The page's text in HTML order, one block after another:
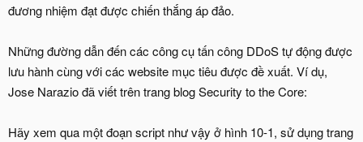
đương nhiệm đạt được chiến thắng áp đảo.
Những đường dẫn đến các công cụ tấn công DDoS tự động được
lưu hành cùng với các website mục tiêu được đề xuất. Ví dụ,
Jose Narazio đã viết trên trang blog Security to the Core:
Hãy xem qua một đoạn script như vậy ở hình 10-1, sử dụng trang